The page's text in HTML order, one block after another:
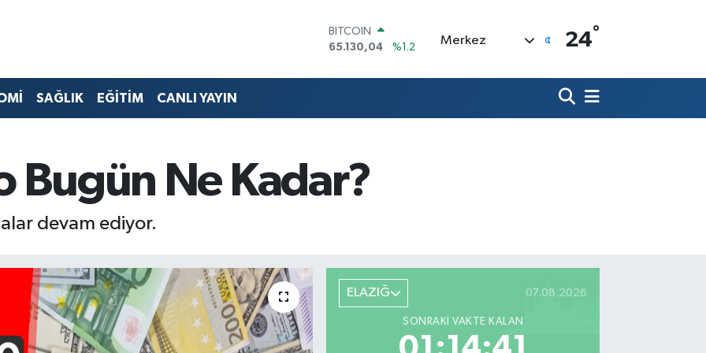
DOLAR
47,7106
%0.17
55,1652
%0.27
13.773
Merkez 24°
SAĞLIK EĞİTİM CANLI YAYIN
Bugün Ne Kadar?
devam ediyor.
ELAZIĞ 07.08.2026
SONRAKI VAKTE KALAN